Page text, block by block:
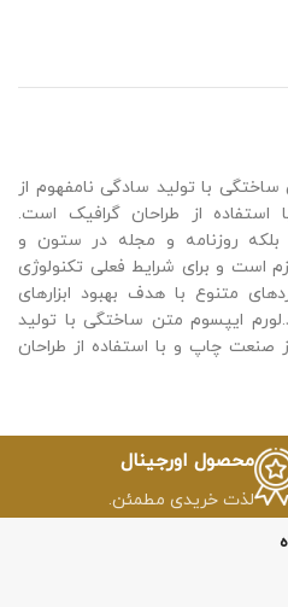
با تولید سادگی نامفهوم از
از طراحان گرافیک است.
بلکه روزنامه و مجله در ستون و
است و برای شرایط فعلی تکنولوژی
متنوع با هدف بهبود ابزارهای
ایپسوم متن ساختگی با تولید
صنعت چاپ و با استفاده از طراحان
محصول اورجینال
لذت خریدی مطمئن.